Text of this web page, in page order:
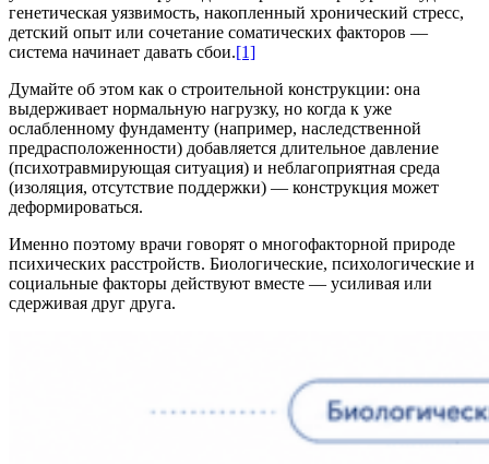
генетическая уязвимость, накопленный хронический стресс,
детский опыт или сочетание соматических факторов —
система начинает давать сбои.[1]
Думайте об этом как о строительной конструкции: она
выдерживает нормальную нагрузку, но когда к уже
ослабленному фундаменту (например, наследственной
предрасположенности) добавляется длительное давление
(психотравмирующая ситуация) и неблагоприятная среда
(изоляция, отсутствие поддержки) — конструкция может
деформироваться.
Именно поэтому врачи говорят о многофакторной природе
психических расстройств. Биологические, психологические и
социальные факторы действуют вместе — усиливая или
сдерживая друг друга.